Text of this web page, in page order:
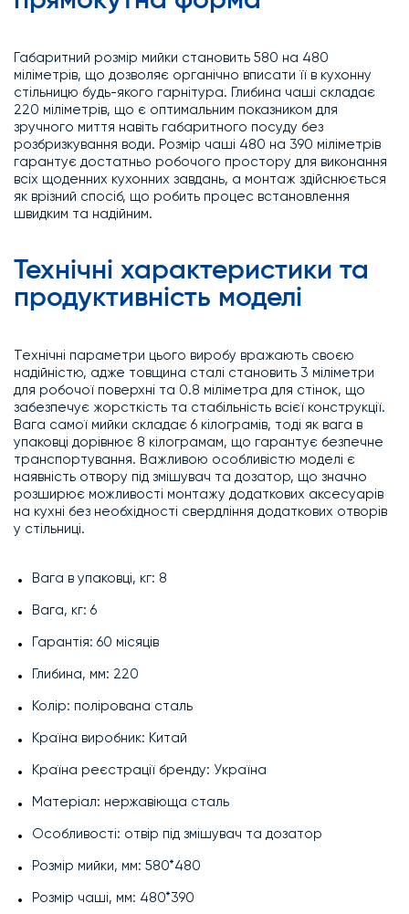
Габаритний розмір мийки становить 580 на 480
міліметрів, що дозволяє органічно вписати її в кухонну
стільницю будь-якого гарнітура. Глибина чаші складає
220 міліметрів, що є оптимальним показником для
зручного миття навіть габаритного посуду без
розбризкування води. Розмір чаші 480 на 390 міліметрів
гарантує достатньо робочого простору для виконання
всіх щоденних кухонних завдань, а монтаж здійснюється
як врізний спосіб, що робить процес встановлення
швидким та надійним.
Технічні характеристики та
продуктивність моделі
Технічні параметри цього виробу вражають своєю
надійністю, адже товщина сталі становить 3 міліметри
для робочої поверхні та 0.8 міліметра для стінок, що
забезпечує жорсткість та стабільність всієї конструкції.
Вага самої мийки складає 6 кілограмів, тоді як вага в
упаковці дорівнює 8 кілограмам, що гарантує безпечне
транспортування. Важливою особливістю моделі є
наявність отвору під змішувач та дозатор, що значно
розширює можливості монтажу додаткових аксесуарів
на кухні без необхідності свердління додаткових отворів
у стільниці.
Вага в упаковці, кг: 8
Вага, кг: 6
Гарантія: 60 місяців
Глибина, мм: 220
Колір: полірована сталь
Країна виробник: Китай
Країна реєстрації бренду: Україна
Матеріал: нержавіюща сталь
Особливості: отвір під змішувач та дозатор
Розмір мийки, мм: 580*480
Розмір чаші, мм: 480*390